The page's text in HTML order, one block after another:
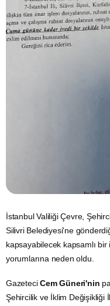
İstanbul Valiliği Çevre,
Silivri Belediyesi'ne
kapsayabilecek kapsamlı
yorumlarına neden oldu.
GazeteciCem Güneri'nin
Şehircilik ve İklim Değişikliği